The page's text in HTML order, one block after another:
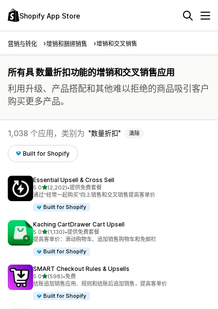
Shopify App Store
营销与转化 增销和捆绑销售 增销和交叉销售
所有具 数量折扣功能的增销和交叉销售应用
利用升级、产品搭配和其他难以拒绝的商品吸引客户
购买更多产品。
1,038 个应用，类别为 数量折扣 清除
Built for Shopify
Essential Upsell & Cross Sell
5.0星（满分 5 星）
(2,202)
总共 2202 条评论
•提供免费套餐
通过“经常一起购买”向上销售和交叉销售提高客单价
Built for Shopify
Kaching CartDrawer Cart Upsell
5.0星（满分 5 星）
(1,130)
总共 1130 条评论
•提供免费套餐
提高客单价：滑动购物车、追加销售购物车和免邮栏
Built for Shopify
SMART Checkout Rules & Upsells
5.0星（满分 5 星）
(598)
总共 598 条评论
•免费
结账追加销售应用、规则和结账后追加销售，提高客单价
Built for Shopify